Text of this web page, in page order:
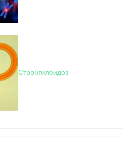
Стронгилоидоз